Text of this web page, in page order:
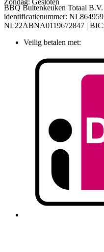
BBQ Buitenkeuken Totaal
identificatienummer:
NL22ABNA0119672847 |
Veilig betalen met: